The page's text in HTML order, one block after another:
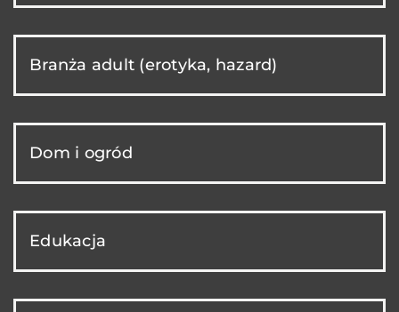
Branża adult (erotyka, hazard)
Dom i ogród
Edukacja